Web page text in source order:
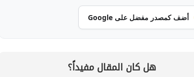
أضف كمصدر مفضل على Google
هل كان المقال مفيداً؟